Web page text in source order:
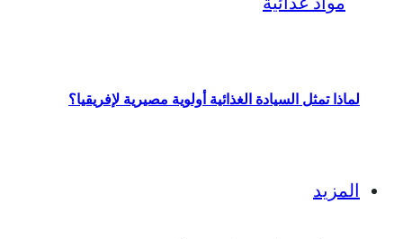
لماذا تمثل السيادة الغذائية أولوية مصيرية لإفريقيا؟
المزيد